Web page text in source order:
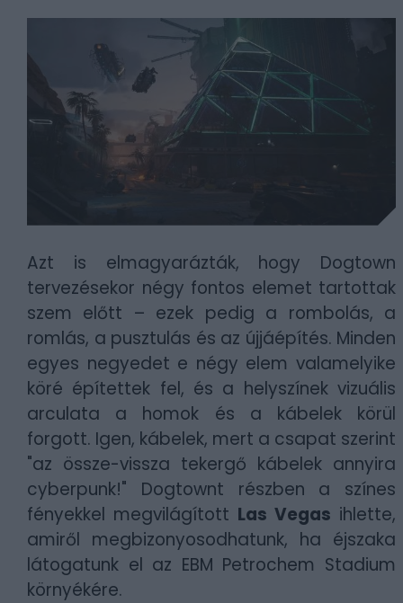
Azt is elmagyarázták, hogy Dogtown
tervezésekor négy fontos elemet tartottak
szem előtt – ezek pedig a rombolás, a
romlás, a pusztulás és az újjáépítés. Minden
egyes negyedet e négy elem valamelyike
köré építettek fel, és a helyszínek vizuális
arculata a homok és a kábelek körül
forgott. Igen, kábelek, mert a csapat szerint
"az össze-vissza tekergő kábelek annyira
cyberpunk!" Dogtownt részben a színes
fényekkel megvilágított Las Vegas ihlette,
amiről megbizonyosodhatunk, ha éjszaka
látogatunk el az EBM Petrochem Stadium
környékére.